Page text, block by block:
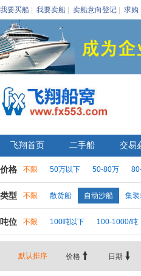
我要买船 我要卖船 卖船意向登记 求购
飞翔首页 二手船 交易
价格 不限 50万以下 50-80万
类型 不限 散货船 自动沙船 集
吨位 不限 100吨以下 100-1000/吨
默认排序 价格  日期 